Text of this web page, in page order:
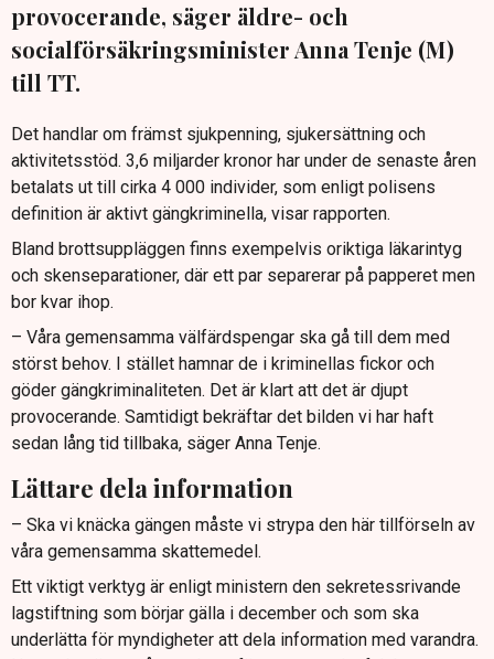
provocerande, säger äldre- och
socialförsäkringsminister Anna Tenje (M)
till TT.
Det handlar om främst sjukpenning, sjukersättning och
aktivitetsstöd. 3,6 miljarder kronor har under de senaste åren
betalats ut till cirka 4 000 individer, som enligt polisens
definition är aktivt gängkriminella, visar rapporten.
Bland brottsuppläggen finns exempelvis oriktiga läkarintyg
och skenseparationer, där ett par separerar på papperet men
bor kvar ihop.
– Våra gemensamma välfärdspengar ska gå till dem med
störst behov. I stället hamnar de i kriminellas fickor och
göder gängkriminaliteten. Det är klart att det är djupt
provocerande. Samtidigt bekräftar det bilden vi har haft
sedan lång tid tillbaka, säger Anna Tenje.
Lättare dela information
– Ska vi knäcka gängen måste vi strypa den här tillförseln av
våra gemensamma skattemedel.
Ett viktigt verktyg är enligt ministern den sekretessrivande
lagstiftning som börjar gälla i december och som ska
underlätta för myndigheter att dela information med varandra.